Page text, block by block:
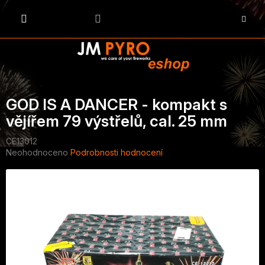
Přejít
GOD IS A DANCER - kompakt s
vějířem 79 výstřelů, cal. 25 mm
CE13012
Průměrné
Neohodnoceno Podrobnosti hodnocení